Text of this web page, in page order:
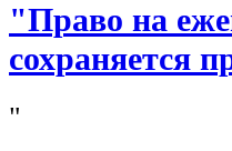
"Право на
сохраняется
"